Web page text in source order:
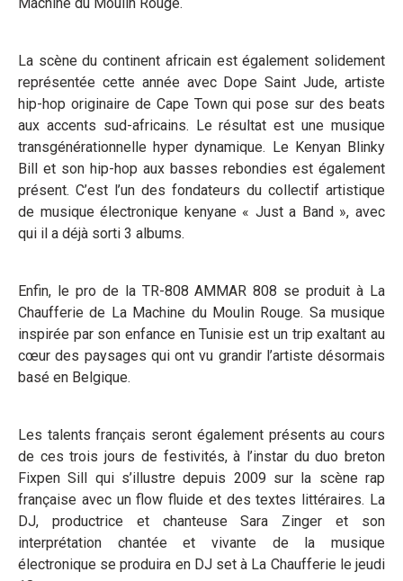
La scène du continent africain est également solidement
représentée cette année avec Dope Saint Jude, artiste
hip-hop originaire de Cape Town qui pose sur des beats
aux accents sud-africains. Le résultat est une musique
transgénérationnelle hyper dynamique. Le Kenyan Blinky
Bill et son hip-hop aux basses rebondies est également
présent. C’est l’un des fondateurs du collectif artistique
de musique électronique kenyane « Just a Band », avec
qui il a déjà sorti 3 albums.
Enfin, le pro de la TR-808 AMMAR 808 se produit à La
Chaufferie de La Machine du Moulin Rouge. Sa musique
inspirée par son enfance en Tunisie est un trip exaltant au
cœur des paysages qui ont vu grandir l’artiste désormais
basé en Belgique.
Les talents français seront également présents au cours
de ces trois jours de festivités, à l’instar du duo breton
Fixpen Sill qui s’illustre depuis 2009 sur la scène rap
française avec un flow fluide et des textes littéraires. La
DJ, productrice et chanteuse Sara Zinger et son
interprétation chantée et vivante de la musique
électronique se produira en DJ set à La Chaufferie le jeudi